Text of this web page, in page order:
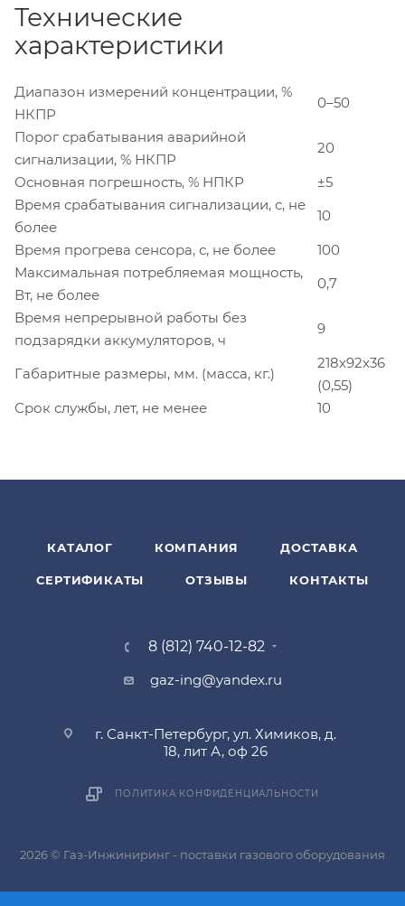
Технические
характеристики
Диапазон измерений концентрации, %
НКПР
0–50
Порог срабатывания аварийной
сигнализации, % НКПР
20
Основная погрешность, % НПКР
±5
Время срабатывания сигнализации, с, не
более
10
Время прогрева сенсора, с, не более
100
Максимальная потребляемая мощность,
Вт, не более
0,7
Время непрерывной работы без
подзарядки аккумуляторов, ч
9
Габаритные размеры, мм. (масса, кг.)
218х92х36
(0,55)
Срок службы, лет, не менее
10
КАТАЛОГ КОМПАНИЯ ДОСТАВКА
СЕРТИФИКАТЫ ОТЗЫВЫ КОНТАКТЫ
8 (812) 740-12-82
gaz-ing@yandex.ru
г. Санкт-Петербург, ул. Химиков, д.
18, лит А, оф 26
ПОЛИТИКА КОНФИДЕНЦИАЛЬНОСТИ
2026 © Газ-Инжиниринг - поставки газового оборудования